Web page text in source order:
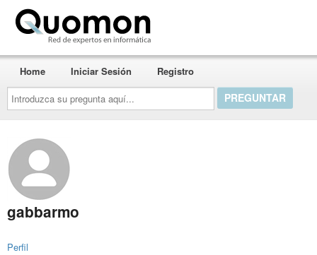
Introduzca
su
pregunta
aquí...
Home Iniciar Sesión Registro
gabbarmo
Perfil